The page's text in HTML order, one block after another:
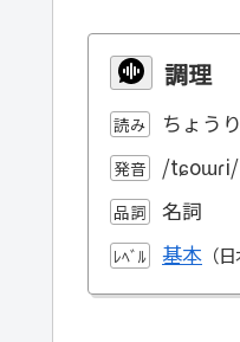
調理
読み ちょうり
発音 /tɕoɯɾi/
品詞 名詞
ﾚﾍﾞﾙ 基本